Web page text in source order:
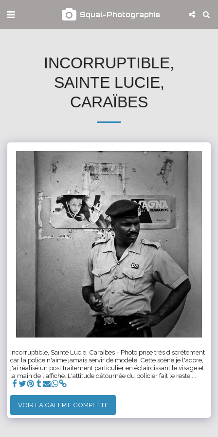
Squal-Photographie
INCORRUPTIBLE,
SAINTE LUCIE,
CARAÏBES
Incorruptible, Sainte Lucie, Caraïbes - Photo prise très discrètement
car la police n'aime jamais servir de modèle. Cette scène je l'adore,
j'ai réalisé un post traitement particulier en éclaircissant le visage et
la main de l'affiche. L'attitude détournée du policier fait le reste ...
VOIR LA GALERIE COMPLÈTE